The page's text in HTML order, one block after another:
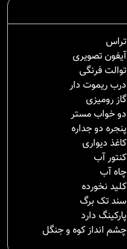
تراس
آیفون تصویری
توالت فرنگی
درب ریموت دار
گاز رومیزی
دو خواب مستر
پنجره دو جداره
کاغذ دیواری
کنتور آب
چاه آب
کلید نخورده
سند تک برگ
پارکینگ دارد
چشم انداز کوه و جنگل